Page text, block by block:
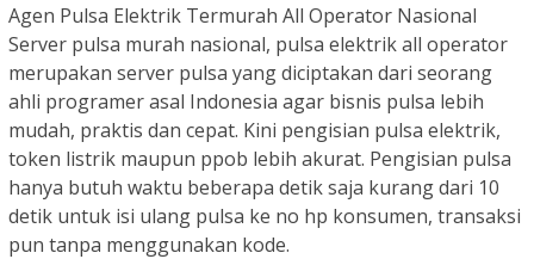
Agen Pulsa Elektrik Termurah All Operator Nasional
Server pulsa murah nasional, pulsa elektrik all operator
merupakan server pulsa yang diciptakan dari seorang
ahli programer asal Indonesia agar bisnis pulsa lebih
mudah, praktis dan cepat. Kini pengisian pulsa elektrik,
token listrik maupun ppob lebih akurat. Pengisian pulsa
hanya butuh waktu beberapa detik saja kurang dari 10
detik untuk isi ulang pulsa ke no hp konsumen, transaksi
pun tanpa menggunakan kode.